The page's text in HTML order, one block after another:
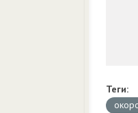
Теги: